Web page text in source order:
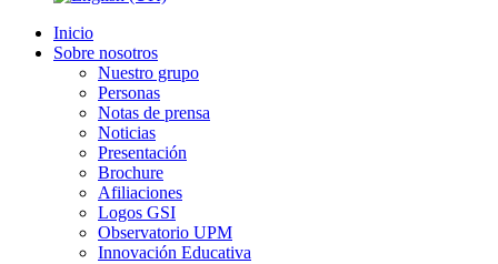
Inicio
Sobre nosotros
Nuestro grupo
Personas
Notas de prensa
Noticias
Presentación
Brochure
Afiliaciones
Logos GSI
Observatorio UPM
Innovación Educativa